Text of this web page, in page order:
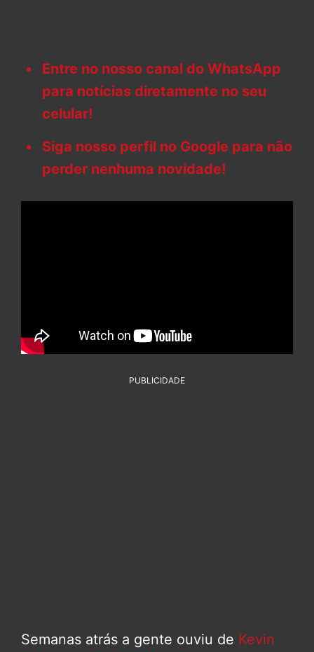
Entre no nosso canal do WhatsApp
para notícias diretamente no seu
celular!
Siga nosso perfil no Google para não
perder nenhuma novidade!
PUBLICIDADE
Semanas atrás a gente ouviu de Kevin